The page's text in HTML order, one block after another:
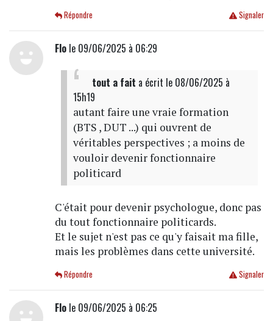
Signaler
Répondre
Flole 09/06/2025 à 06:29
tout a fait a écrit le 08/06/2025 à
15h19
autant faire une vraie formation
(BTS , DUT ...) qui ouvrent de
véritables perspectives ; a moins de
vouloir devenir fonctionnaire
politicard
C'était pour devenir psychologue, donc pas
du tout fonctionnaire politicards.
Et le sujet n'est pas ce qu'y faisait ma fille,
mais les problèmes dans cette université.
Signaler
Répondre
Flole 09/06/2025 à 06:25